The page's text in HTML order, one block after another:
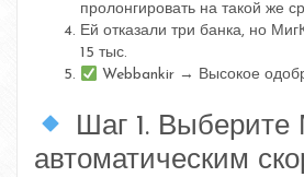
пролонгировать на такой же
Ей отказали три банка, но
15 тыс.
Webbankir → Высокое
Шаг 1.
автоматическим